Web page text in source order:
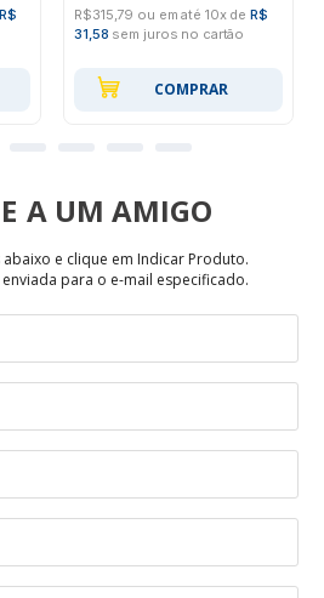
R$
R$315,79 ou em até 10x deR$
31,58 sem juros no cartão
COMPRAR
e clique em Indicar Produto.
para o e-mail especificado.